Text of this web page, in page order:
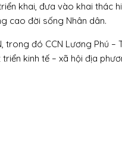
khai, đưa vào khai thác
cao đời sống Nhân dân.
trong đó CCN Lương Phú –
kinh tế – xã hội địa